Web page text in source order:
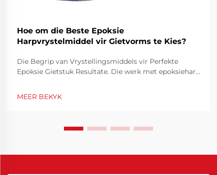
Hoe om die Beste Epoksie
Harpvrystelmiddel vir Gietvorms te Kies?
Die Begrip van Vrystellingsmiddels vir Perfekte
Epoksie Gietstuk Resultate. Die werk met epoksiehars
essensiële gereedskap speel 'n epoksiehars
MEER BEKYK